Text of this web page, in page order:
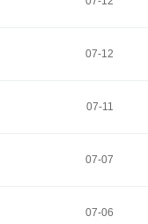
07-12
07-11
07-07
07-06